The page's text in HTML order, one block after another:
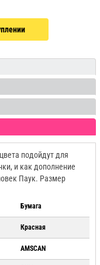
подойдут для
и как дополнение
Паук. Размер
Бумага
Красная
AMSCAN